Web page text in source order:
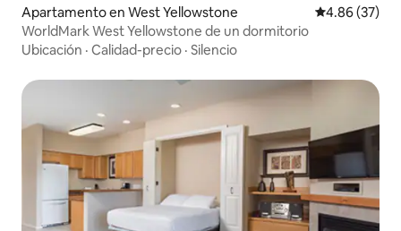
Apartamento en West Yellowstone Calificación
4.86 (37)
WorldMark West Yellowstone de un dormitorio
Ubicación · Calidad-precio · Silencio